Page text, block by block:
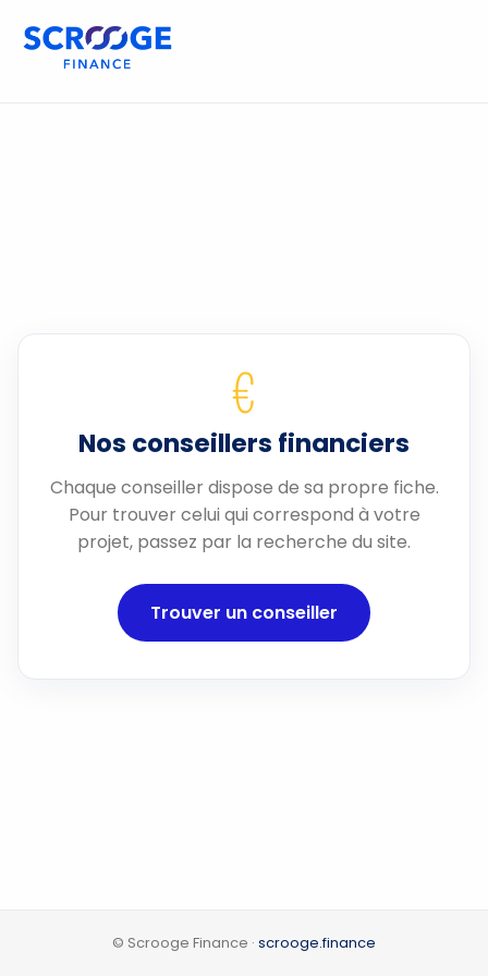
€
Nos conseillers financiers
Chaque conseiller dispose de sa propre fiche.
Pour trouver celui qui correspond à votre
projet, passez par la recherche du site.
Trouver un conseiller
© Scrooge Finance · scrooge.finance